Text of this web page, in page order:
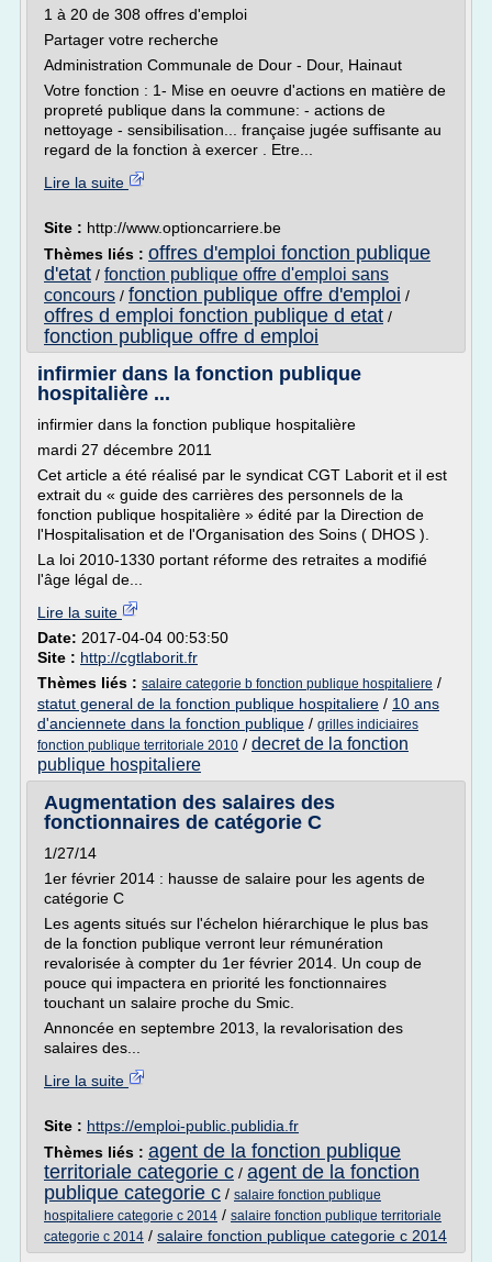
1 à 20 de 308 offres d'emploi
Partager votre recherche
Administration Communale de Dour - Dour, Hainaut
Votre fonction : 1- Mise en oeuvre d'actions en matière de
propreté publique dans la commune: - actions de
nettoyage - sensibilisation... française jugée suffisante au
regard de la fonction à exercer . Etre...
Lire la suite
Site : http://www.optioncarriere.be
Thèmes liés : offres d'emploi fonction publique
d'etat / fonction publique offre d'emploi sans
concours / fonction publique offre d'emploi /
offres d emploi fonction publique d etat /
fonction publique offre d emploi
infirmier dans la fonction publique
hospitalière ...
infirmier dans la fonction publique hospitalière
mardi 27 décembre 2011
Cet article a été réalisé par le syndicat CGT Laborit et il est
extrait du « guide des carrières des personnels de la
fonction publique hospitalière » édité par la Direction de
l'Hospitalisation et de l'Organisation des Soins ( DHOS ).
La loi 2010-1330 portant réforme des retraites a modifié
l'âge légal de...
Lire la suite
Date: 2017-04-04 00:53:50
Site : http://cgtlaborit.fr
Thèmes liés : salaire categorie b fonction publique hospitaliere /
statut general de la fonction publique hospitaliere / 10 ans
d'anciennete dans la fonction publique / grilles indiciaires
fonction publique territoriale 2010 / decret de la fonction
publique hospitaliere
Augmentation des salaires des
fonctionnaires de catégorie C
1/27/14
1er février 2014 : hausse de salaire pour les agents de
catégorie C
Les agents situés sur l'échelon hiérarchique le plus bas
de la fonction publique verront leur rémunération
revalorisée à compter du 1er février 2014. Un coup de
pouce qui impactera en priorité les fonctionnaires
touchant un salaire proche du Smic.
Annoncée en septembre 2013, la revalorisation des
salaires des...
Lire la suite
Site : https://emploi-public.publidia.fr
Thèmes liés : agent de la fonction publique
territoriale categorie c / agent de la fonction
publique categorie c / salaire fonction publique
hospitaliere categorie c 2014 / salaire fonction publique territoriale
categorie c 2014 / salaire fonction publique categorie c 2014